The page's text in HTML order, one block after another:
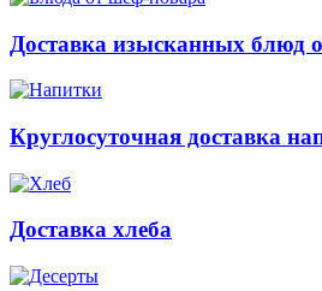
Доставка изысканных блюд
Круглосуточная доставка
Доставка хлеба